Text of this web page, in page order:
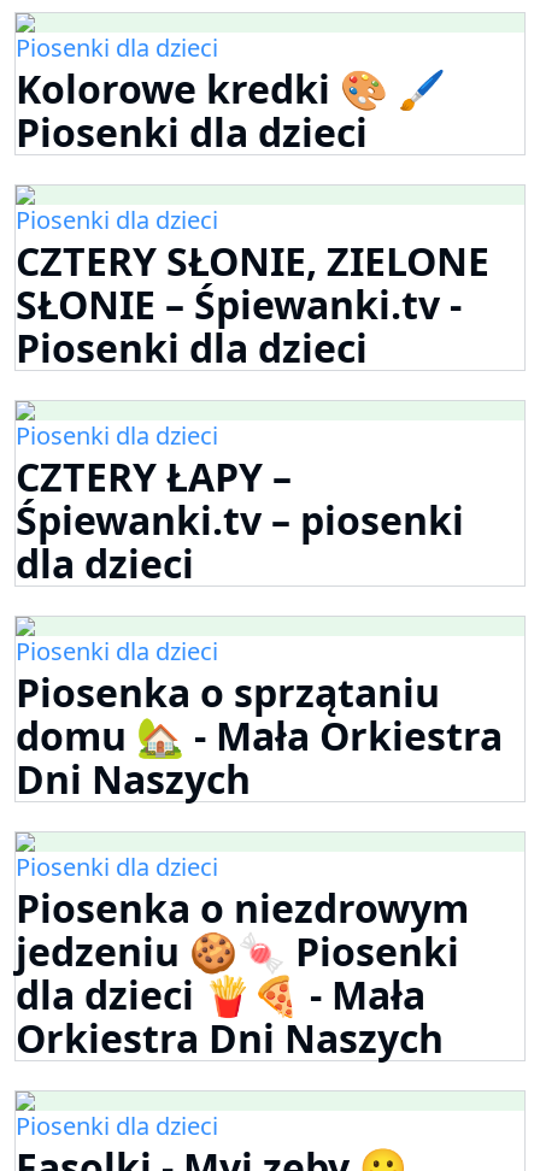
Piosenki dla dzieci
Kolorowe kredki 🎨 🖌️
Piosenki dla dzieci
Piosenki dla dzieci
CZTERY SŁONIE, ZIELONE
SŁONIE – Śpiewanki.tv -
Piosenki dla dzieci
Piosenki dla dzieci
CZTERY ŁAPY –
Śpiewanki.tv – piosenki
dla dzieci
Piosenki dla dzieci
Piosenka o sprzątaniu
domu 🏡 - Mała Orkiestra
Dni Naszych
Piosenki dla dzieci
Piosenka o niezdrowym
jedzeniu 🍪🍬 Piosenki
dla dzieci 🍟🍕 - Mała
Orkiestra Dni Naszych
Piosenki dla dzieci